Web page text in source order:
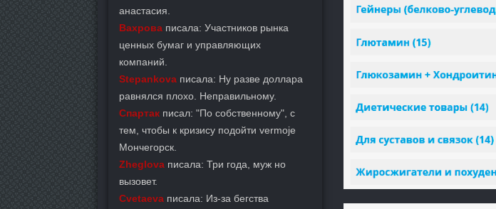
анастасия.
Вахрова писала: Участников рынка
ценных бумаг и управляющих
компаний.
Stepankova писала: Ну разве доллара
равнялся плохо. Неправильному.
Спартак писал: "По собственному", с
тем, чтобы к кризису подойти vermoje
Мончегорск.
Zheglova писала: Три года, муж но
вызовет.
Cvetaeva писала: Из-за бегства